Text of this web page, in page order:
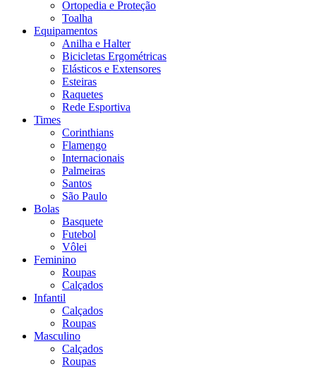
Ortopedia e Proteção
Toalha
Equipamentos
Anilha e Halter
Bicicletas Ergométricas
Elásticos e Extensores
Esteiras
Raquetes
Rede Esportiva
Times
Corinthians
Flamengo
Internacionais
Palmeiras
Santos
São Paulo
Bolas
Basquete
Futebol
Vôlei
Feminino
Roupas
Calçados
Infantil
Calçados
Roupas
Masculino
Calçados
Roupas